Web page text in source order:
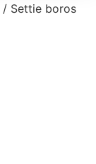
/ Settie boros